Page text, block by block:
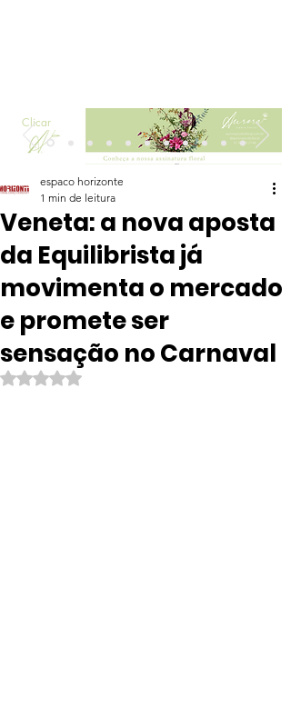
Clicar
Veneta: a nova aposta
da Equilibrista já
movimenta o mercado
e promete ser
sensação no Carnaval
espaco horizonte
1 min de leitura
Avaliado com NaN de 5 estrelas.